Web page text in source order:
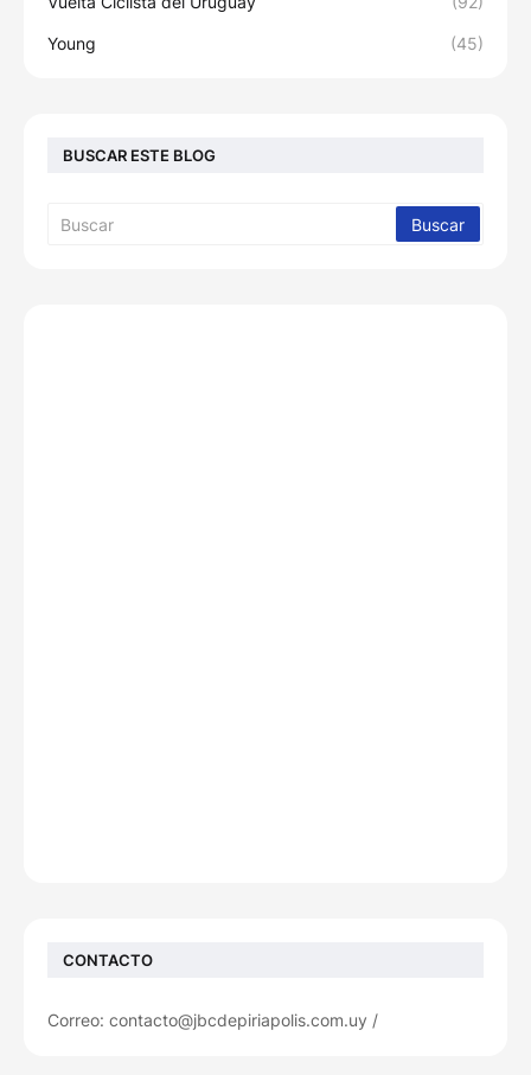
Young (45)
BUSCAR ESTE BLOG
CONTACTO
Correo: contacto@jbcdepiriapolis.com.uy /